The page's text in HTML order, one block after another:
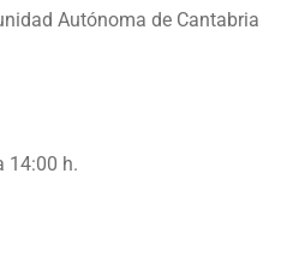
Autónoma de Cantabria
14:00 h.